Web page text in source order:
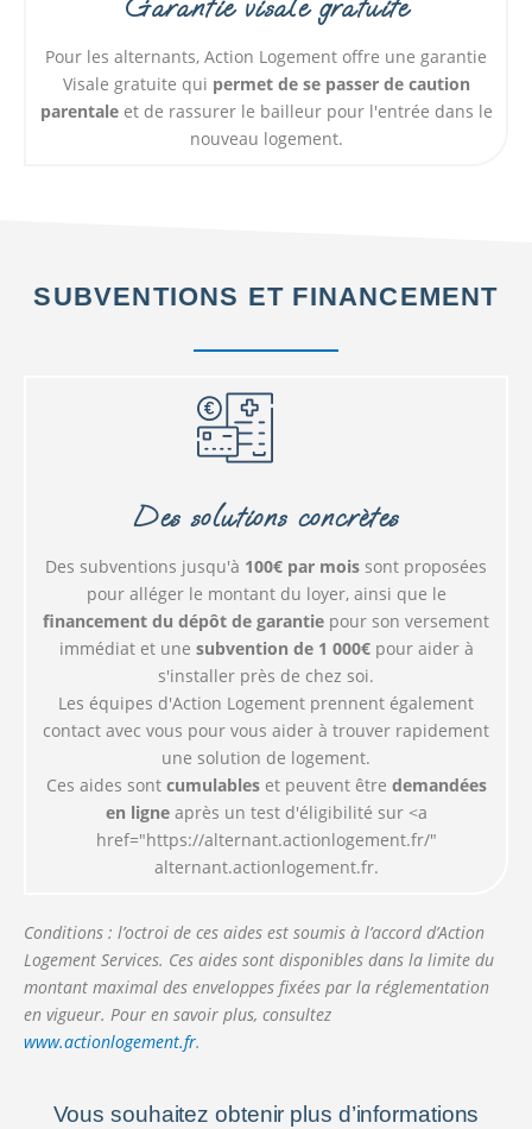
Garantie visale gratuite
Pour les alternants, Action Logement offre une garantie
Visale gratuite qui permet de se passer de caution
parentaleet de rassurer le bailleur pour l'entrée dans le
nouveau logement.
SUBVENTIONS ET FINANCEMENT
Des solutions concrètes
Des subventions jusqu'à 100€ par mois sont proposées
pour alléger le montant du loyer, ainsi que le
financement du dépôt de garantie pour son versement
immédiat et une subvention de 1 000€pour aider à
s'installer près de chez soi.
Les équipes d'Action Logement prennent également
contact avec vous pour vous aider à trouver rapidement
une solution de logement.
Ces aides sont cumulables et peuvent être demandées
en ligneaprès un test d'éligibilité sur <a
href="https://alternant.actionlogement.fr/"
alternant.actionlogement.fr.
Conditions : l’octroi de ces aides est soumis à l’accord d’Action
Logement Services. Ces aides sont disponibles dans la limite du
montant maximal des enveloppes fixées par la réglementation
en vigueur. Pour en savoir plus, consultez
www.actionlogement.fr.
Vous souhaitez obtenir plus d’informations